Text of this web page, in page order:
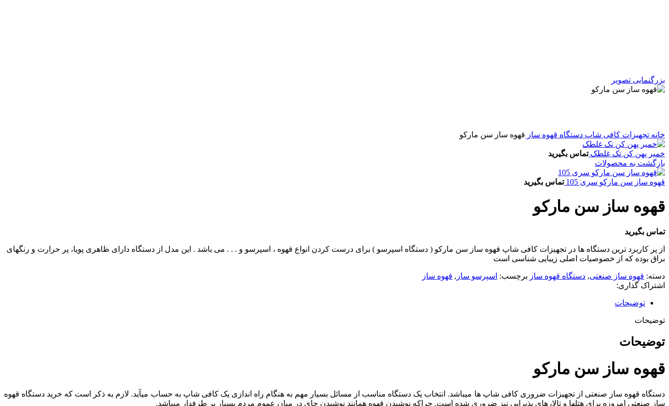
بزرگنمایی تصویر
خانه تجهیزات کافی شاپ دستگاه قهوه ساز قهوه ساز سن مارکو
خمیر پهن کن تک غلطکتماس بگیرید
بازگشت به محصولات
قهوه ساز سن مارکو سری 105 تماس بگیرید
قهوه ساز سن مارکو
تماس بگیرید
از پر کاربرد ترین دستگاه ها در تجهیزات کافی شاپ قهوه ساز سن مارکو ( دستگاه اسپرسو ) برای درست کردن انواع قهوه ، اسپرسو و . . . می باشد . این مدل از دستگاه دارای ظاهری پویا، پر حرارت و رنگهای
براق بوده که از خصوصیات اصلی زیبایی شناسی است
دسته: قهوه ساز صنعتی, دستگاه قهوه ساز برچسب: اسپرسو ساز , قهوه ساز
اشتراک گذاری:
توضیحات
توضیحات
توضیحات
قهوه ساز سن مارکو
دستگاه قهوه ساز صنعتی از تجهیزات ضروری کافی شاپ ها میباشد. انتخاب یک دستگاه مناسب از مسائل بسیار مهم به هنگام راه اندازی یک کافی شاپ به حساب می‎آید. لازم به ذکر است که خرید دستگاه قهوه
ساز صنعتی امروزه برای هتل‎ها و تالارهای پذیرایی نیز ضروری شده است. چراکه نوشیدن قهوه همانند نوشیدن چای در میان عموم مردم بسیار پر طرفدار میباشد.